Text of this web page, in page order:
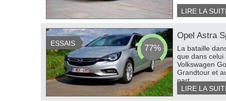
LIRE LA
Opel Astra
La bataille
que dans celui
Volkswagen
Grandtour et
part...
LIRE LA
ESSAIS 77%
1 prototype 1.5 turbo
4 PHOTOS
Mercedes GLA MY2027
VOIR 14 PHOTOS
VOIR